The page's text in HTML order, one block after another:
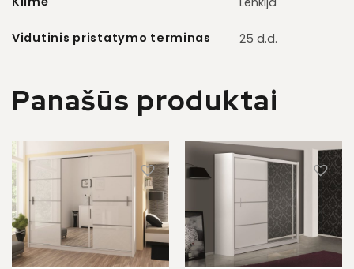
Vidutinis pristatymo terminas 25 d.d.
Panašūs produktai